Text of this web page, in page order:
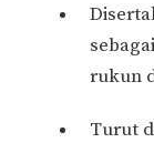
rukun
Turut